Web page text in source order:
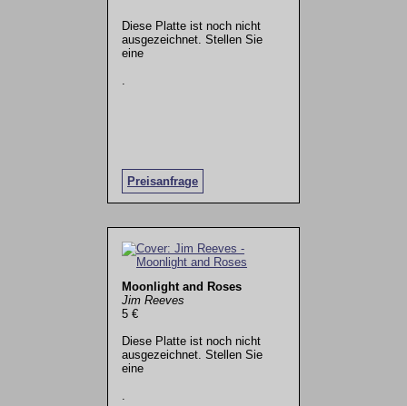
Diese Platte ist noch nicht
ausgezeichnet. Stellen Sie
eine
Preisanfrage
Moonlight and Roses
Jim Reeves
5 €
Diese Platte ist noch nicht
ausgezeichnet. Stellen Sie
eine
.